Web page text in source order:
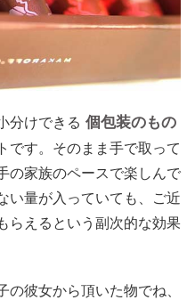
分けできる 個包装のもの
です。そのまま手で取って
の家族のペースで楽しんで
い量が入っていても、ご近
らえるという副次的な効果
彼女から頂いた物でね、